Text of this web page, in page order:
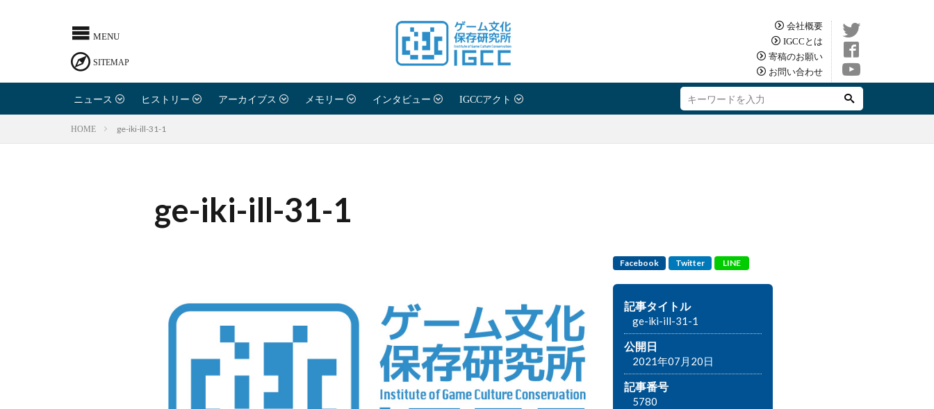
会社概要
IGCCとは
寄稿のお願い
お問い合わせ
ニュース ヒストリー アーカイブス メモリー インタビュー IGCCアクト
HOME ge-iki-ill-31-1
ge-iki-ill-31-1
Facebook Twitter LINE
記事タイトル
ge-iki-ill-31-1
公開日
2021年07月20日
記事番号
5780